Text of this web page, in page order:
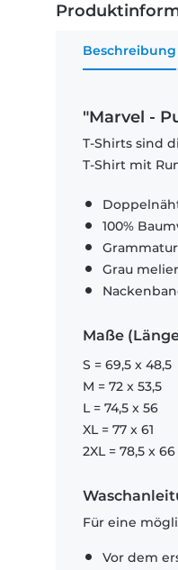
Beschreibung
"Marvel -
T-Shirts sind
T-Shirt mit
100%
Grau
Maße
S = 69,5 x 48,5
M = 72 x 53,5
L = 74,5 x 56
XL = 77 x 61
2XL = 78,5 x 66
Für eine
Vor dem